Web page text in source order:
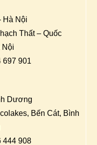
Hà Nội
Thất – Quốc
Nội
697 901
Dương
Bến Cát, Bình
444 908